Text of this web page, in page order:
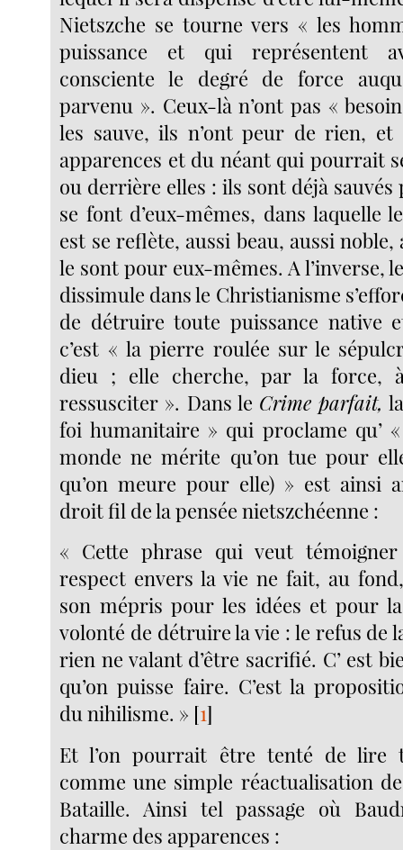
Nietszche se tourne vers « les
puissance et qui représentent
consciente le degré de force
parvenu ». Ceux-là n’ont pas «
les sauve, ils n’ont peur de rien,
apparences et du néant qui pourrait
ou derrière elles : ils sont déjà sauvés
se font d’eux-mêmes, dans laquelle
est se reflète, aussi beau, aussi noble,
le sont pour eux-mêmes. A l’inverse,
dissimule dans le Christianisme
de détruire toute puissance native
c’est « la pierre roulée sur le
dieu ; elle cherche, par la force, à
ressusciter ». Dans le Crime parfait,
foi humanitaire » qui proclame qu’
monde ne mérite qu’on tue pour
qu’on meure pour elle) » est ainsi
droit fil de la pensée nietszchéenne :
« Cette phrase qui veut
respect envers la vie ne fait, au
son mépris pour les idées et pour
volonté de détruire la vie : le refus de
rien ne valant d’être sacrifié. C’ est
qu’on puisse faire. C’est la
du nihilisme. » [1]
Et l’on pourrait être tenté de lire
comme une simple réactualisation
Bataille. Ainsi tel passage où
charme des apparences :